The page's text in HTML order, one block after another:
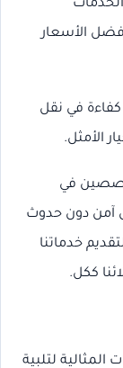
الأسعار
في نقل
الأمثل.
في
آمن دون حدوث
خدماتنا
ككل.
لتلبية